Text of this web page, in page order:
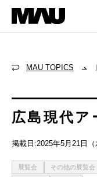
MAU TOPICS
広島現代
掲載日:2025年5月21日（
展覧会 その他の展覧会